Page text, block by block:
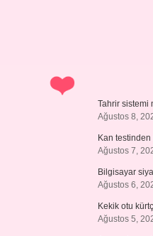
Tahrir sistemi
Ağustos 8,
Kan testinden
Ağustos 7,
Bilgisayar
Ağustos 6,
Kekik otu
Ağustos 5,